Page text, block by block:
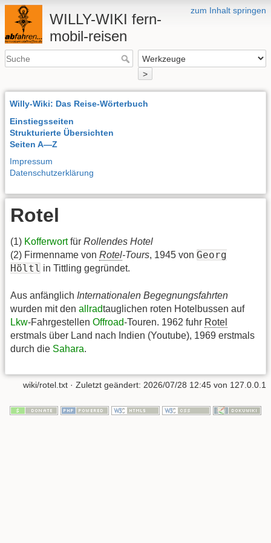
zum Inhalt springen
WILLY-WIKI fern-
mobil-reisen
>
Willy-Wiki: Das Reise-Wörterbuch
Einstiegsseiten
Strukturierte Übersichten
Seiten A—Z
Impressum
Datenschutzerklärung
Rotel
(1) Kofferwortfür Rollendes Hotel
(2) Firmenname von Rotel-Tours, 1945 von Georg
Höltl in Tittling gegründet.
Aus anfänglich Internationalen Begegnungsfahrten
wurden mit den allradtauglichen roten Hotelbussen auf
Lkw-Fahrgestellen Offroad-Touren. 1962 fuhr Rotel
erstmals über Land nach Indien (Youtube), 1969 erstmals
durch die Sahara.
wiki/rotel.txt · Zuletzt geändert: 2026/07/28 12:45 von 127.0.0.1